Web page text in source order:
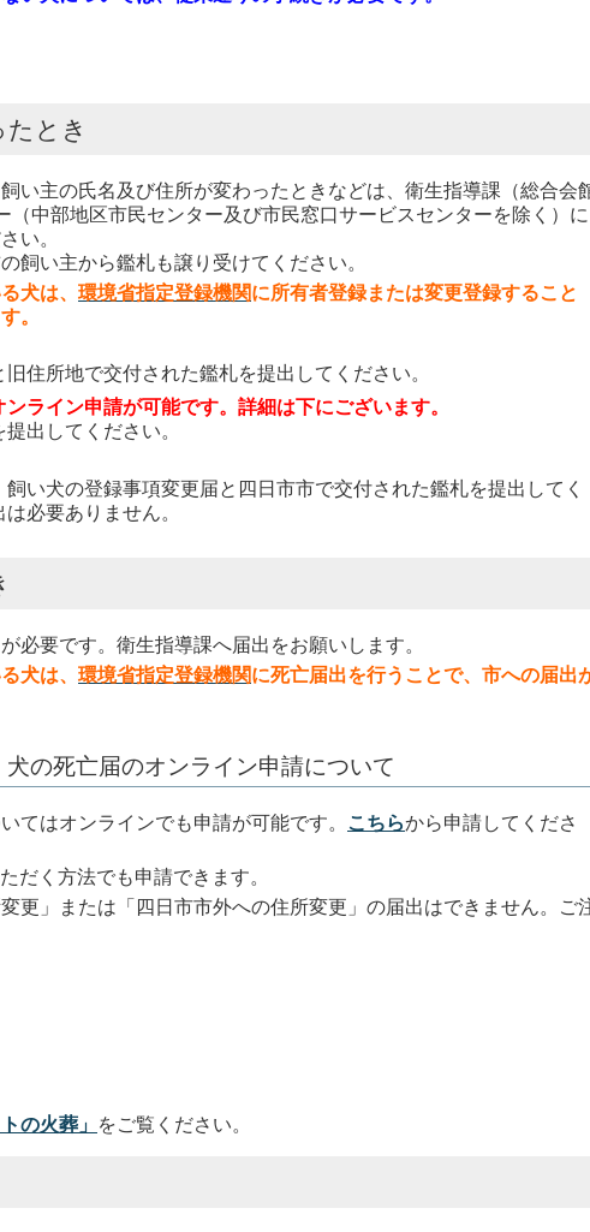
とき
い主の氏名及び住所が変わったときなどは、衛生指導課（総合会
（中部地区市民センター及び市民窓口サービスセンターを除く）に
い。
飼い主から鑑札も譲り受けてください。
犬は、 環境省指定登録機関に所有者登録または変更登録すること
。
住所地で交付された鑑札を提出してください。
ライン申請が可能です。詳細は下にございます。
出してください。
い犬の登録事項変更届と四日市市で交付された鑑札を提出してく
必要ありません。
必要です。衛生指導課へ届出をお願いします。
犬は、 環境省指定登録機関に死亡届出を行うことで、市への届出
の死亡届のオンライン申請について
てはオンラインでも申請が可能です。 こちらから申請してくださ
だく方法でも申請できます。
」または「四日市市外への住所変更」の届出はできません。ご
の火葬」 をご覧ください。